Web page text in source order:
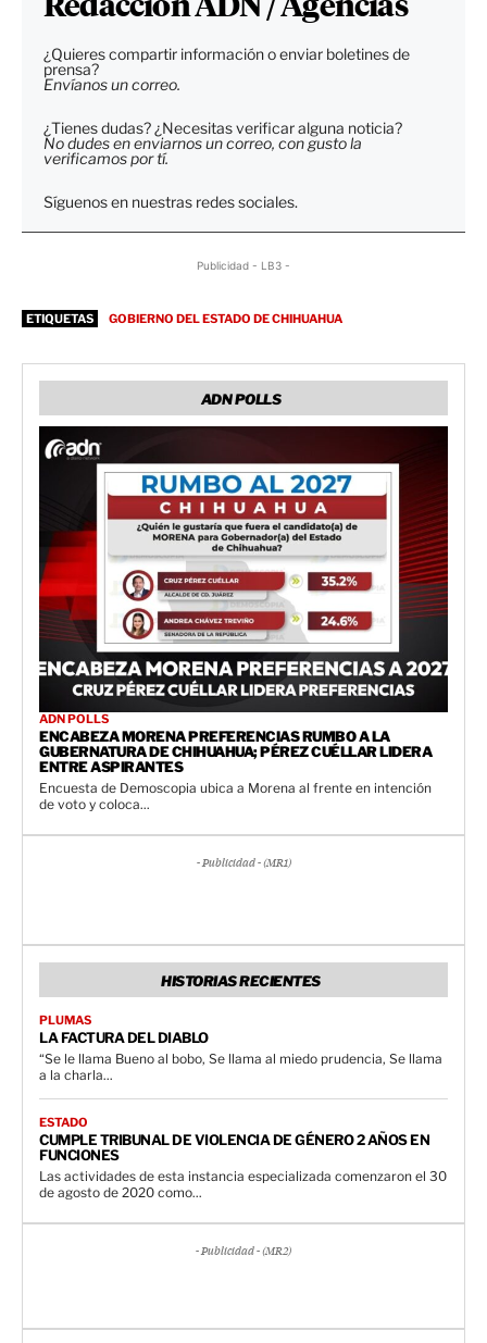
Redacción ADN / Agencias
¿Quieres compartir información o enviar boletines de
prensa?
Envíanos un correo.
¿Tienes dudas? ¿Necesitas verificar alguna noticia?
No dudes en enviarnos un correo, con gusto la
verificamos por tí.
Síguenos en nuestras redes sociales.
Publicidad - LB3 -
ETIQUETAS GOBIERNO DEL ESTADO DE CHIHUAHUA
ADN POLLS
ADN POLLS
ENCABEZA MORENA PREFERENCIAS RUMBO A LA
GUBERNATURA DE CHIHUAHUA; PÉREZ CUÉLLAR LIDERA
ENTRE ASPIRANTES
Encuesta de Demoscopia ubica a Morena al frente en intención
de voto y coloca...
- Publicidad - (MR1)
HISTORIAS RECIENTES
PLUMAS
LA FACTURA DEL DIABLO
“Se le llama Bueno al bobo, Se llama al miedo prudencia, Se llama
a la charla...
ESTADO
CUMPLE TRIBUNAL DE VIOLENCIA DE GÉNERO 2 AÑOS EN
FUNCIONES
Las actividades de esta instancia especializada comenzaron el 30
de agosto de 2020 como...
- Publicidad - (MR2)